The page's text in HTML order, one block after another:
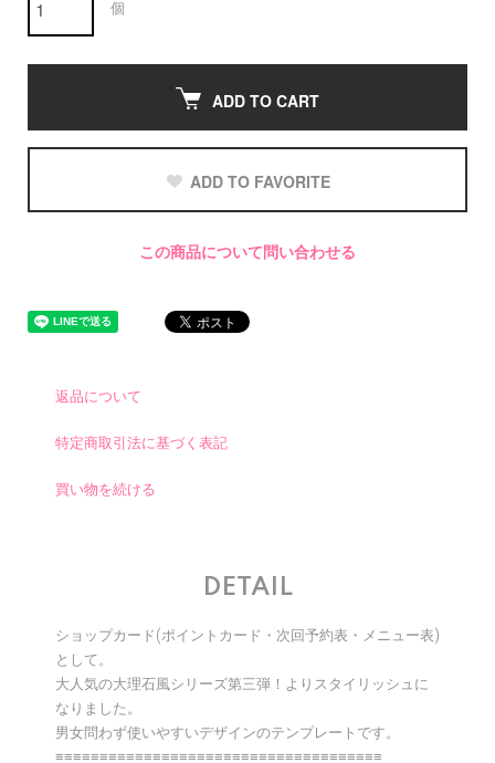
個
ADD TO CART
ADD TO FAVORITE
この商品について問い合わせる
返品について
特定商取引法に基づく表記
買い物を続ける
DETAIL
ショップカード(ポイントカード・次回予約表・メニュー表)
として。
大人気の大理石風シリーズ第三弾！よりスタイリッシュに
なりました。
男女問わず使いやすいデザインのテンプレートです。
≡≡≡≡≡≡≡≡≡≡≡≡≡≡≡≡≡≡≡≡≡≡≡≡≡≡≡≡≡≡≡≡≡≡≡≡≡